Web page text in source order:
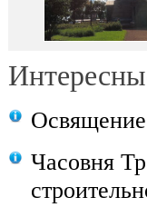
Освящение
Часовня